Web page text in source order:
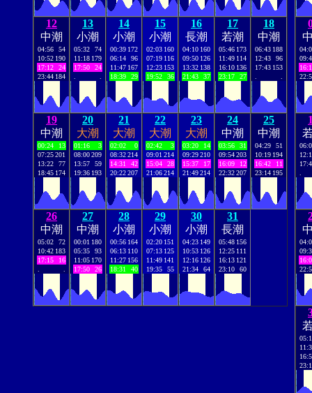
12
中潮
04:56
54
10:52 190
17:12
24
23:44 184
13
小潮
05:32
74
11:18 179
17:50
24
14
小潮
00:39 172
06:14
96
11:47 167
18:39
29
15
小潮
02:03 160
07:19 116
12:23 153
19:52
36
16
長潮
04:10 160
09:50 126
13:32 138
21:43
37
17
若潮
05:46 173
11:49 114
16:10 136
23:17
27
18
中潮
06:43 188
12:43
96
17:43 153
19
中潮
00:24
13
07:25201
13:22
77
18:45 174
20
大潮
01:16
3
08:00209
13:57
59
19:36 193
21
大潮
02:02
0
08:32214
14:31
42
20:22207
22
大潮
02:42
3
09:01 214
15:04
28
21:06214
23
大潮
03:20
14
09:29210
15:37
17
21:49214
24
中潮
03:56
31
09:54203
16:09
12
22:32207
25
中潮
04:29
51
10:19 194
16:42
11
23:14 195
26
中潮
05:02
72
10:42 183
17:15
16
27
中潮
00:01 180
05:35
93
11:05 170
17:50
26
28
小潮
00:56 164
06:13 110
11:27 156
18:31
40
29
小潮
02:20 151
07:13 125
11:49 141
19:35
55
30
小潮
04:23 149
10:53 126
12:16 126
21:34
64
31
長潮
05:48 156
12:25 111
16:13 121
23:10
60